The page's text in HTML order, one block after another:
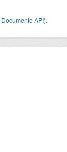
Documente API).